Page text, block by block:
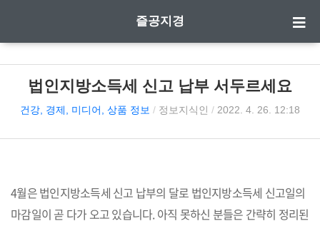
즐공지경
법인지방소득세 신고 납부 서두르세요
건강, 경제, 미디어, 상품 정보 / 정보지식인 / 2022. 4. 26. 12:18
4월은 법인지방소득세 신고 납부의 달로 법인지방소득세 신고일의
마감일이 곧 다가 오고 있습니다. 아직 못하신 분들은 간략히 정리된